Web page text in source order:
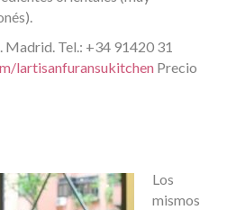
Madrid. Tel.: +34 91420 31
lartisanfuransukitchen Precio
Los
mismos